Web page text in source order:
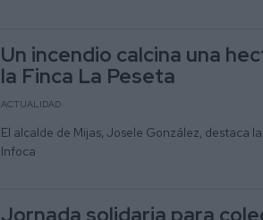
Un incendio calcina una
la Finca La Peseta
ACTUALIDAD
El alcalde de Mijas, Josele González, destaca
Infoca
Jornada solidaria para